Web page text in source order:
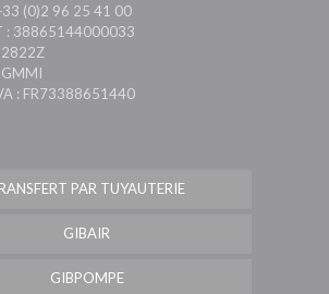
(0)2 96 25 41 00
: 38865144000033
2822Z
GMMI
: FR73388651440
PAR TUYAUTERIE
GIBAIR
GIBPOMPE